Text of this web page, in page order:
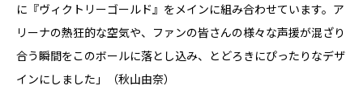
に『ヴィクトリーゴールド』をメインに組み合わせています。ア
リーナの熱狂的な空気や、ファンの皆さんの様々な声援が混ざり
合う瞬間をこのボールに落とし込み、とどろきにぴったりなデザ
インにしました」（秋山由奈）